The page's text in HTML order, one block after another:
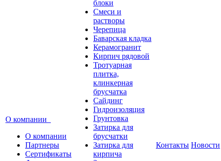
О компании
О компании
Партнеры
Сертификаты
блоки
Смеси и
растворы
Черепица
Баварская кладка
Керамогранит
Кирпич рядовой
Тротуарная
плитка,
клинкерная
брусчатка
Сайдинг
Гидроизоляция
Грунтовка
Затирка для
брусчатки
Затирка для
кирпича
Контакты Новости